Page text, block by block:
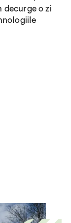
decurge o zi